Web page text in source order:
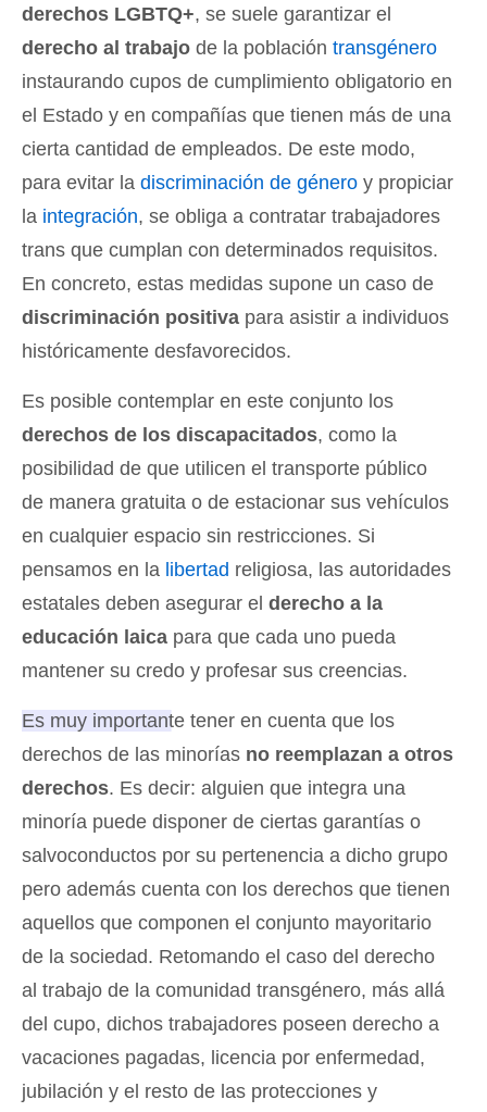
derechos LGBTQ+, se suele garantizar el
derecho al trabajo de la población transgénero
instaurando cupos de cumplimiento obligatorio en
el Estado y en compañías que tienen más de una
cierta cantidad de empleados. De este modo,
para evitar la discriminación de género y propiciar
la integración, se obliga a contratar trabajadores
trans que cumplan con determinados requisitos.
En concreto, estas medidas supone un caso de
discriminación positiva para asistir a individuos
históricamente desfavorecidos.
Es posible contemplar en este conjunto los
derechos de los discapacitados, como la
posibilidad de que utilicen el transporte público
de manera gratuita o de estacionar sus vehículos
en cualquier espacio sin restricciones. Si
pensamos en la libertad religiosa, las autoridades
estatales deben asegurar el derecho a la
educación laica para que cada uno pueda
mantener su credo y profesar sus creencias.
Es muy importante tener en cuenta que los
derechos de las minorías no reemplazan a otros
derechos. Es decir: alguien que integra una
minoría puede disponer de ciertas garantías o
salvoconductos por su pertenencia a dicho grupo
pero además cuenta con los derechos que tienen
aquellos que componen el conjunto mayoritario
de la sociedad. Retomando el caso del derecho
al trabajo de la comunidad transgénero, más allá
del cupo, dichos trabajadores poseen derecho a
vacaciones pagadas, licencia por enfermedad,
jubilación y el resto de las protecciones y